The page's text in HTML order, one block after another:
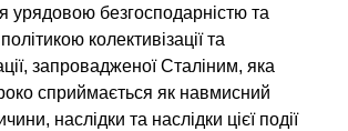
урядовою безгосподарністю та
колективізації та
запровадженої Сталіним, яка
сприймається як навмисний
наслідки та наслідки цієї події